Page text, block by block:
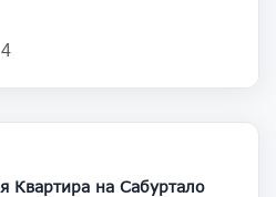
4
260 000
Продается 4 комнатная Квартира на Сабуртало